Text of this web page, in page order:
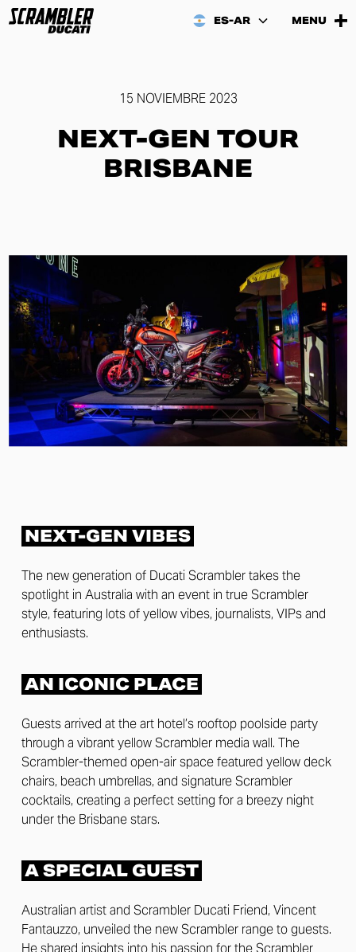
ES-AR MENU
15 NOVIEMBRE 2023
NEXT-GEN TOUR
BRISBANE
NEXT-GEN VIBES
The new generation of Ducati Scrambler takes the
spotlight in Australia with an event in true Scrambler
style, featuring lots of yellow vibes, journalists, VIPs and
enthusiasts.
AN ICONIC PLACE
Guests arrived at the art hotel’s rooftop poolside party
through a vibrant yellow Scrambler media wall. The
Scrambler-themed open-air space featured yellow deck
chairs, beach umbrellas, and signature Scrambler
cocktails, creating a perfect setting for a breezy night
under the Brisbane stars.
A SPECIAL GUEST
Australian artist and Scrambler Ducati Friend, Vincent
Fantauzzo, unveiled the new Scrambler range to guests.
He shared insights into his passion for the Scrambler